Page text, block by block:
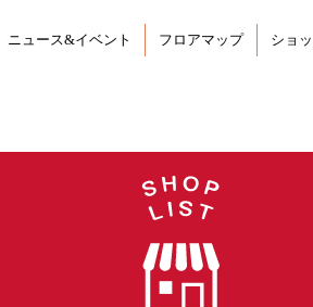
ニュース&イベント フロアマップ ショ